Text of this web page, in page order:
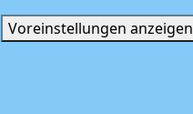
Voreinstellungen anzeigen